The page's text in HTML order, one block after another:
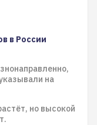
в России
на
но высокой